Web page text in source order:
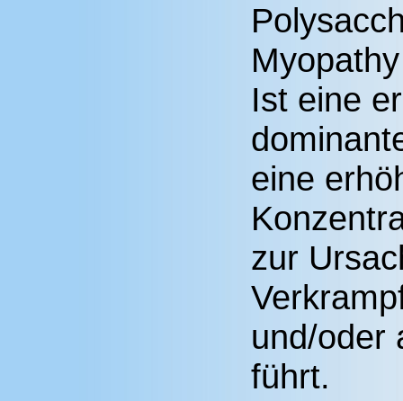
Ist eine
eine
zur
und/oder
führt.